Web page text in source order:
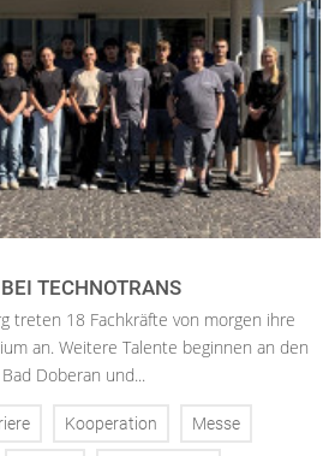
TECHNOTRANS
treten 18 Fachkräfte von morgen ihre
an. Weitere Talente beginnen an den
Doberan und...
Kooperation Messe